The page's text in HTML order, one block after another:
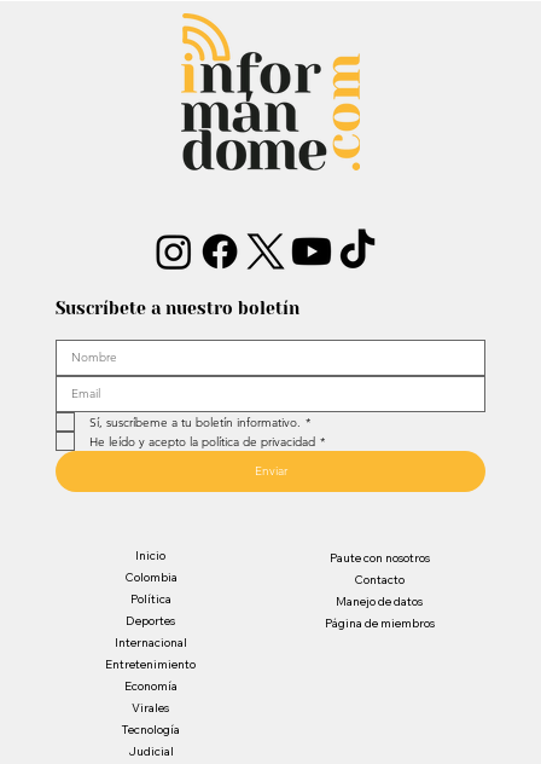
Estatua de John Lennon, que era de
Carlos Lehder, regresó al Quindío y
reabrió debate sobre memoria y
narcotráfico
Suscríbete a nuestro boletín
Sí, suscríbeme a tu boletín informativo. *
He leído y acepto la política de privacidad *
Enviar
Inicio
Colombia
Política
Deportes
Internacional
Entretenimiento
Economía
Virales
Tecnología
Judicial
Paute con nosotros
Contacto
Manejo de datos
Página de miembros